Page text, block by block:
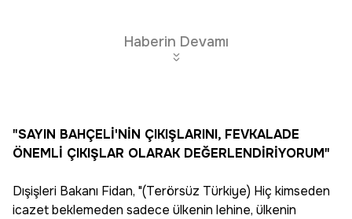
Haberin Devamı
"SAYIN BAHÇELİ'NİN ÇIKIŞLARINI, FEVKALADE
ÖNEMLİ ÇIKIŞLAR OLARAK DEĞERLENDİRİYORUM"
Dışişleri Bakanı Fidan, "(Terörsüz Türkiye) Hiç kimseden
icazet beklemeden sadece ülkenin lehine, ülkenin